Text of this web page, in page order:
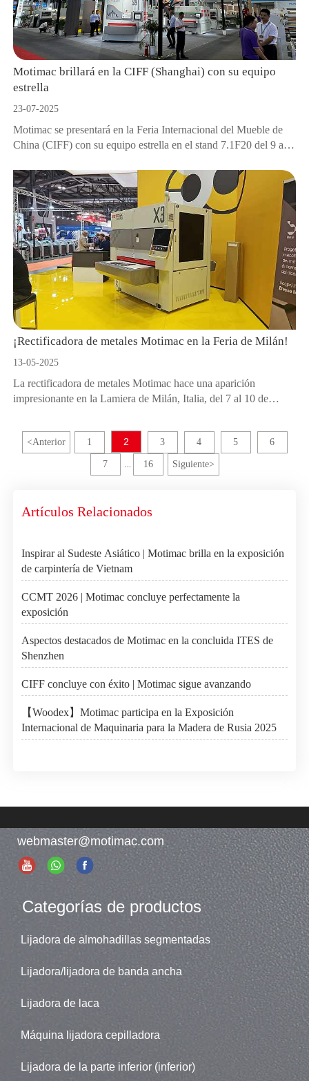
Motimac brillará en la CIFF (Shanghai) con su equipo
estrella
23-07-2025
Motimac se presentará en la Feria Internacional del Mueble de
China (CIFF) con su equipo estrella en el stand 7.1F20 del 9 al
¡Rectificadora de metales Motimac en la Feria de Milán!
13-05-2025
La rectificadora de metales Motimac hace una aparición
impresionante en la Lamiera de Milán, Italia, del 7 al 10 de
<Anterior 1 2 3 4 5 6
7 ... 16 Siguiente>
Artículos Relacionados
Inspirar al Sudeste Asiático | Motimac brilla en la exposición
de carpintería de Vietnam
CCMT 2026 | Motimac concluye perfectamente la
exposición
Aspectos destacados de Motimac en la concluida ITES de
Shenzhen
CIFF concluye con éxito | Motimac sigue avanzando
【Woodex】Motimac participa en la Exposición
Internacional de Maquinaria para la Madera de Rusia 2025
webmaster@motimac.com
Categorías de productos
Lijadora de almohadillas segmentadas
Lijadora/lijadora de banda ancha
Lijadora de laca
Máquina lijadora cepilladora
Lijadora de la parte inferior (inferior)